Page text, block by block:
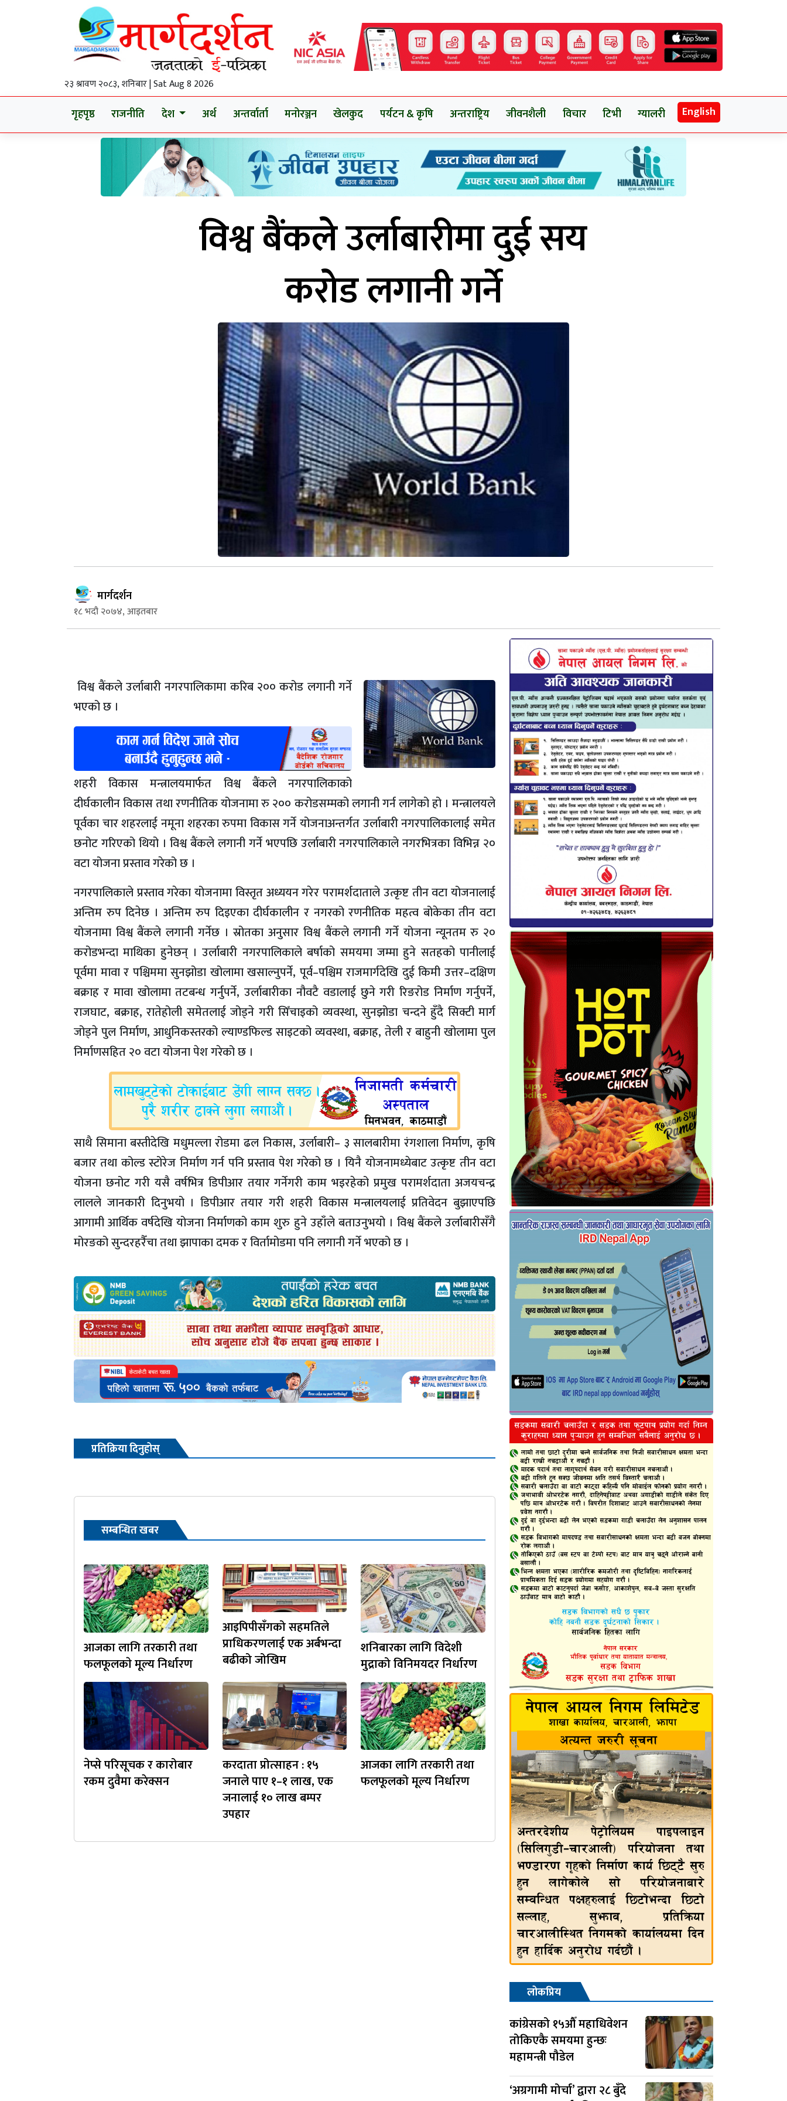
२३ श्रावण २०८३, शनिबार | Sat Aug 8 2026
गृहपृष्ठ राजनीति देश अर्थ अन्तर्वार्ता मनोरञ्जन खेलकुद पर्यटन & कृषि अन्तराष्ट्रिय जीवनशैली विचार टिभी ग्यालरी English
विश्व बैंकले उर्लाबारीमा दुई सय
करोड लगानी गर्ने
मार्गदर्शन
१८ भदौ २०७४, आइतबार
विश्व बैंकले उर्लाबारी नगरपालिकामा करिब २०० करोड लगानी गर्ने
भएको छ ।
शहरी विकास मन्त्रालयमार्फत विश्व बैंकले नगरपालिकाको
दीर्घकालीन विकास तथा रणनीतिक योजनामा रु २०० करोडसम्मको लगानी गर्न लागेको हो । मन्त्रालयले
पूर्वका चार शहरलाई नमूना शहरका रुपमा विकास गर्ने योजनाअन्तर्गत उर्लाबारी नगरपालिकालाई समेत
छनोट गरिएको थियो । विश्व बैंकले लगानी गर्ने भएपछि उर्लाबारी नगरपालिकाले नगरभित्रका विभिन्न २०
वटा योजना प्रस्ताव गरेको छ ।
नगरपालिकाले प्रस्ताव गरेका योजनामा विस्तृत अध्ययन गरेर परामर्शदाताले उत्कृष्ट तीन वटा योजनालाई
अन्तिम रुप दिनेछ । अन्तिम रुप दिइएका दीर्घकालीन र नगरको रणनीतिक महत्व बोकेका तीन वटा
योजनामा विश्व बैंकले लगानी गर्नेछ । स्रोतका अनुसार विश्व बैंकले लगानी गर्ने योजना न्यूनतम रु २०
करोडभन्दा माथिका हुनेछन् । उर्लाबारी नगरपालिकाले बर्षाको समयमा जम्मा हुने सतहको पानीलाई
पूर्वमा मावा र पश्चिममा सुनझोडा खोलामा खसाल्नुपर्ने, पूर्व–पश्चिम राजमार्गदेखि दुई किमी उत्तर–दक्षिण
बक्राह र मावा खोलामा तटबन्ध गर्नुपर्ने, उर्लाबारीका नौवटै वडालाई छुने गरी रिङरोड निर्माण गर्नुपर्ने,
राजघाट, बक्राह, रातेहोली समेतलाई जोड्ने गरी सिँचाइको व्यवस्था, सुनझोडा चन्दने हुँदै सिक्टी मार्ग
जोड्ने पुल निर्माण, आधुनिकस्तरको ल्याण्डफिल्ड साइटको व्यवस्था, बक्राह, तेली र बाहुनी खोलामा पुल
निर्माणसहित २० वटा योजना पेश गरेको छ ।
साथै सिमाना बस्तीदेखि मधुमल्ला रोडमा ढल निकास, उर्लाबारी– ३ सालबारीमा रंगशाला निर्माण, कृषि
बजार तथा कोल्ड स्टोरेज निर्माण गर्न पनि प्रस्ताव पेश गरेको छ । यिनै योजनामध्येबाट उत्कृष्ट तीन वटा
योजना छनोट गरी यसै वर्षभित्र डिपीआर तयार गर्नेगरी काम भइरहेको प्रमुख परामर्शदाता अजयचन्द्र
लालले जानकारी दिनुभयो । डिपीआर तयार गरी शहरी विकास मन्त्रालयलाई प्रतिवेदन बुझाएपछि
आगामी आर्थिक वर्षदेखि योजना निर्माणको काम शुरु हुने उहाँले बताउनुभयो । विश्व बैंकले उर्लाबारीसँगै
मोरङको सुन्दरहरैँचा तथा झापाका दमक र विर्तामोडमा पनि लगानी गर्ने भएको छ ।
प्रतिक्रिया दिनुहोस्
सम्बन्धित खबर
आजका लागि तरकारी तथा
फलफूलकाे मूल्य निर्धारण
आइपिपीसँगको सहमतिले
प्राधिकरणलाई एक अर्बभन्दा
बढीको जोखिम
शनिबारका लागि विदेशी
मुद्राको विनिमयदर निर्धारण
नेप्से परिसूचक र कारोबार
रकम दुवैमा करेक्सन
करदाता प्रोत्साहन : १५
जनाले पाए १–१ लाख, एक
जनालाई १० लाख बम्पर
उपहार
आजका लागि तरकारी तथा
फलफूलको मूल्य निर्धारण
लोकप्रिय
कांग्रेसको १५औँ महाधिवेशन
तोकिएकै समयमा हुन्छः
महामन्त्री पौडेल
‘अग्रगामी मोर्चा’ द्वारा २८ बुँदे